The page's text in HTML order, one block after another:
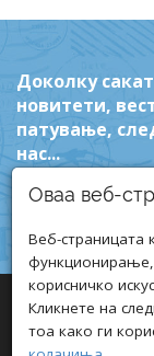
Доколку
новитети,
патување,
нас...
Оваа веб-
Веб-страницата
корисничко
Кликнете на
тоа како ги